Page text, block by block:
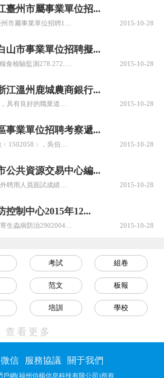
臺州市屬事業單位招...
2015-10-28
山市事業單位招聘擬...
2015-10-28
江溫州鹿城農商銀行...
2015-10-28
事業單位招聘考察遞...
2015-10-28
公共資源交易中心編...
銅陵市公共資源交易中心招聘編外聘用人員面試成績表序號考生姓名崗位代碼抽簽號成績1陳敏01A875.82李麗媛01A478.23孫致崗01A7704馬爽02A1069.25袁瑩03A968.46羅方03A2717唐學振03A1738趙靜04A378.49劉進04A672.810何蘋蘋04A572 2015-10-28
控制中心2015年12...
四川省疾病預防控制中心專技崗寄生蟲病防治290200412普通高等教育全日制普通班畢業生1980年1月1日及以后出生大學本科（學士）及以上學歷學位本科：臨床醫學專業、預防醫學專業；研究生：內科學專業以本科學歷報考者，應具備規定的2年及以上基層工作經歷3:1衛生公共基礎（不含中醫）/ 四川省疾病預防控... 2015-10-28
考試 組卷
范文 板報
培訓 學校
政治 幼兒
查看更多
微信 服務協議 關于我們
戶網(福州信楊信息科技有限公司)所有